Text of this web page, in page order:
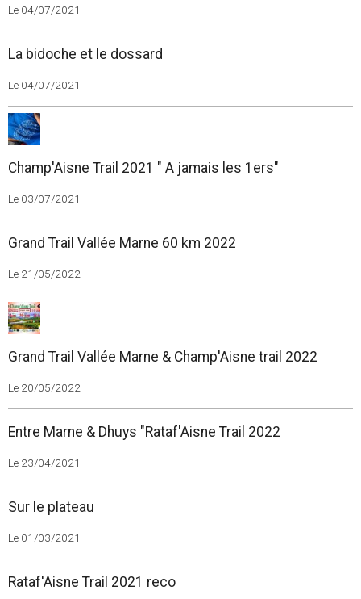
Le 04/07/2021
La bidoche et le dossard
Le 04/07/2021
Champ'Aisne Trail 2021 " A jamais les 1ers"
Le 03/07/2021
Grand Trail Vallée Marne 60 km 2022
Le 21/05/2022
Grand Trail Vallée Marne & Champ'Aisne trail 2022
Le 20/05/2022
Entre Marne & Dhuys "Rataf'Aisne Trail 2022
Le 23/04/2021
Sur le plateau
Le 01/03/2021
Rataf'Aisne Trail 2021 reco